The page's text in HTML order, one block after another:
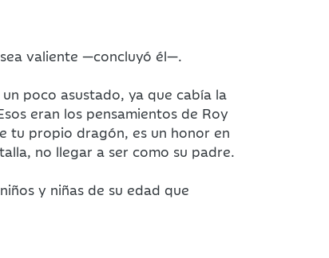
valiente —concluyó él—.
poco asustado, ya que cabía la
eran los pensamientos de Roy
tu propio dragón, es un honor en
no llegar a ser como su padre.
y niñas de su edad que